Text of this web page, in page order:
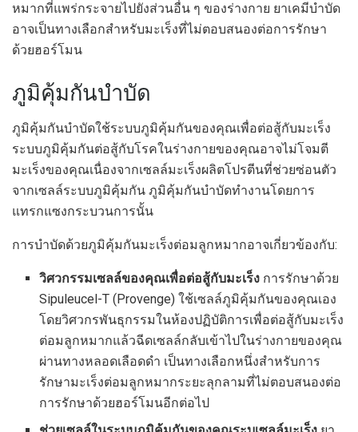
หมากที่แพร่กระจายไปยังส่วนอื่น ๆ ของร่างกาย ยาเคมีบำบัด
อาจเป็นทางเลือกสำหรับมะเร็งที่ไม่ตอบสนองต่อการรักษา
ด้วยฮอร์โมน
ภูมิคุ้มกันบำบัด
ภูมิคุ้มกันบำบัดใช้ระบบภูมิคุ้มกันของคุณเพื่อต่อสู้กับมะเร็ง
ระบบภูมิคุ้มกันต่อสู้กับโรคในร่างกายของคุณอาจไม่โจมตี
มะเร็งของคุณเนื่องจากเซลล์มะเร็งผลิตโปรตีนที่ช่วยซ่อนตัว
จากเซลล์ระบบภูมิคุ้มกัน ภูมิคุ้มกันบำบัดทำงานโดยการ
แทรกแซงกระบวนการนั้น
การบำบัดด้วยภูมิคุ้มกันมะเร็งต่อมลูกหมากอาจเกี่ยวข้องกับ:
วิศวกรรมเซลล์ของคุณเพื่อต่อสู้กับมะเร็ง การรักษาด้วย
Sipuleucel-T (Provenge) ใช้เซลล์ภูมิคุ้มกันของคุณเอง
โดยวิศวกรพันธุกรรมในห้องปฏิบัติการเพื่อต่อสู้กับมะเร็ง
ต่อมลูกหมากแล้วฉีดเซลล์กลับเข้าไปในร่างกายของคุณ
ผ่านทางหลอดเลือดดำ เป็นทางเลือกหนึ่งสำหรับการ
รักษามะเร็งต่อมลูกหมากระยะลุกลามที่ไม่ตอบสนองต่อ
การรักษาด้วยฮอร์โมนอีกต่อไป